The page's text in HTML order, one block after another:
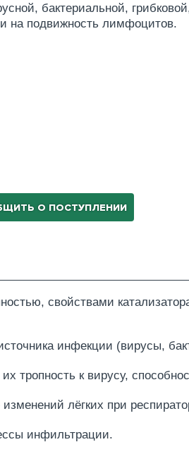
бактериальной,
на подвижность лимфоцитов.
О ПОСТУПЛЕНИИ
свойствами
инфекции (вирусы,
тропность к вирусу,
лёгких при
инфильтрации.